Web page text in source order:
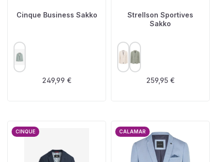
Cinque Business Sakko
FARBE
Regulärer Preis:
249,99 €
Strellson Sportives
Sakko
FARBEAUSWÄHLEN
Regulärer Preis:
259,95 €
CINQUE CALAMAR